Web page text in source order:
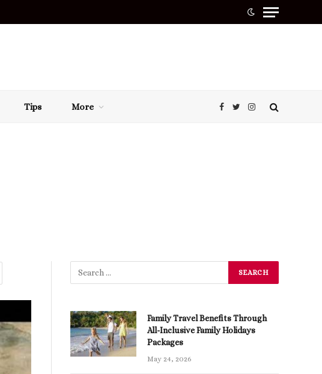
Tips More Facebook
TwitterInstagram
Family Travel Benefits Through
All-Inclusive Family Holidays
Packages
May 24, 2026